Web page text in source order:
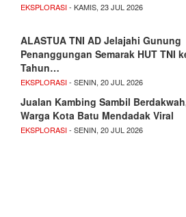
EKSPLORASI- KAMIS, 23 JUL 2026
ALASTUA TNI AD Jelajahi Gunung
Penanggungan Semarak HUT TNI
Tahun…
EKSPLORASI- SENIN, 20 JUL 2026
Jualan Kambing Sambil
Warga Kota Batu Mendadak Viral
EKSPLORASI- SENIN, 20 JUL 2026